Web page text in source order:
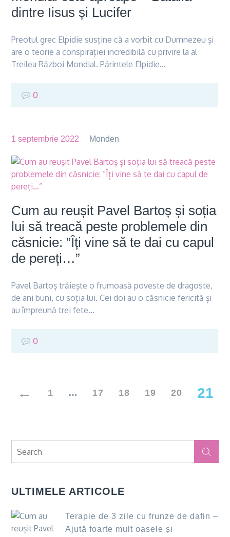
dintre Iisus și Lucifer
Preotul grec Elpidie susține că a vorbit cu Dumnezeu și
are o teorie a conspirației incredibilă cu privire la al
Treilea Război Mondial. Părintele Elpidie…
0
1 septembrie 2022 Monden
Cum au reușit Pavel Bartoș și soția
lui să treacă peste problemele din
căsnicie: ”Îți vine să te dai cu capul
de pereți…”
Pavel Bartoș trăiește o frumoasă poveste de dragoste,
de ani buni, cu soția lui. Cei doi au o căsnicie fericită și
au împreună trei fete…
0
Navigare
articole
1 … 17 18 19 20 21
Search
Search
ULTIMELE ARTICOLE
Terapie de 3 zile cu frunze de dafin –
Ajută foarte mult oasele și